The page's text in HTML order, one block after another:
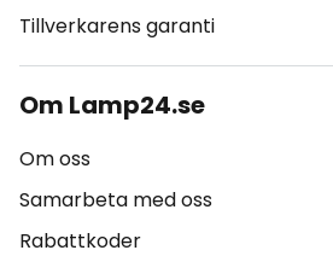
Tillverkarens garanti
Om Lamp24.se
Om oss
Samarbeta med oss
Rabattkoder